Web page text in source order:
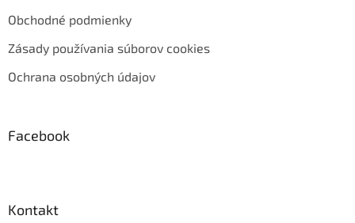
Obchodné podmienky
Zásady používania súborov cookies
Ochrana osobných údajov
Facebook
Kontakt